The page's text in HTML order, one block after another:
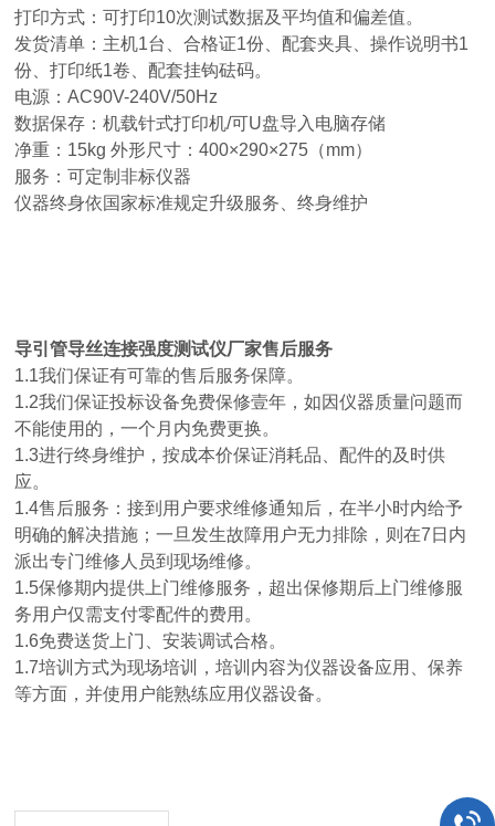
打印方式：可打印10次测试数据及平均值和偏差值。
发货清单：主机1台、合格证1份、配套夹具、操作说明书1
份、打印纸1卷、配套挂钩砝码。
电源：AC90V-240V/50Hz
数据保存：机载针式打印机/可U盘导入电脑存储
净重：15kg 外形尺寸：400×290×275（mm）
服务：可定制非标仪器
仪器终身依国家标准规定升级服务、终身维护
导引管导丝连接强度测试仪厂家售后服务
1.1我们保证有可靠的售后服务保障。
1.2我们保证投标设备免费保修壹年，如因仪器质量问题而
不能使用的，一个月内免费更换。
1.3进行终身维护，按成本价保证消耗品、配件的及时供
应。
1.4售后服务：接到用户要求维修通知后，在半小时内给予
明确的解决措施；一旦发生故障用户无力排除，则在7日内
派出专门维修人员到现场维修。
1.5保修期内提供上门维修服务，超出保修期后上门维修服
务用户仅需支付零配件的费用。
1.6免费送货上门、安装调试合格。
1.7培训方式为现场培训，培训内容为仪器设备应用、保养
等方面，并使用户能熟练应用仪器设备。